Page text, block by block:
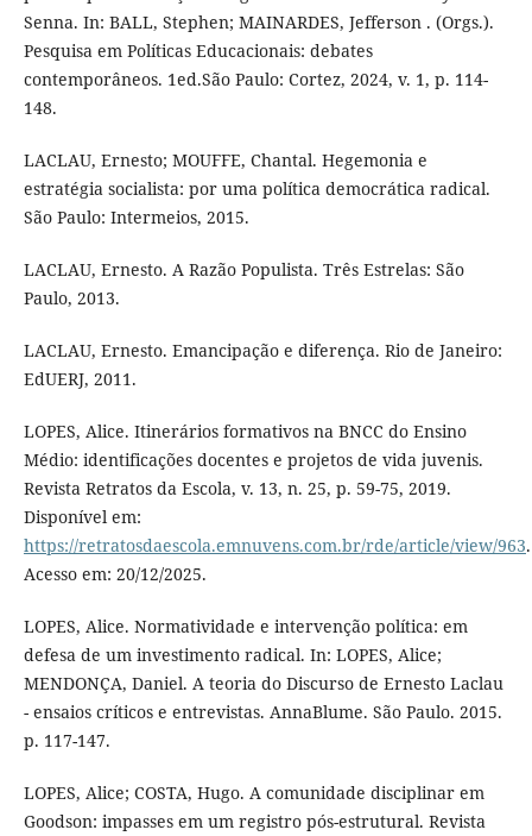
Senna. In: BALL, Stephen; MAINARDES, Jefferson . (Orgs.).
Pesquisa em Políticas Educacionais: debates
contemporâneos. 1ed.São Paulo: Cortez, 2024, v. 1, p. 114-
148.
LACLAU, Ernesto; MOUFFE, Chantal. Hegemonia e
estratégia socialista: por uma política democrática radical.
São Paulo: Intermeios, 2015.
LACLAU, Ernesto. A Razão Populista. Três Estrelas: São
Paulo, 2013.
LACLAU, Ernesto. Emancipação e diferença. Rio de Janeiro:
EdUERJ, 2011.
LOPES, Alice. Itinerários formativos na BNCC do Ensino
Médio: identificações docentes e projetos de vida juvenis.
Revista Retratos da Escola, v. 13, n. 25, p. 59-75, 2019.
Disponível em:
https://retratosdaescola.emnuvens.com.br/rde/article/view/963.
Acesso em: 20/12/2025.
LOPES, Alice. Normatividade e intervenção política: em
defesa de um investimento radical. In: LOPES, Alice;
MENDONÇA, Daniel. A teoria do Discurso de Ernesto Laclau
- ensaios críticos e entrevistas. AnnaBlume. São Paulo. 2015.
p. 117-147.
LOPES, Alice; COSTA, Hugo. A comunidade disciplinar em
Goodson: impasses em um registro pós-estrutural. Revista